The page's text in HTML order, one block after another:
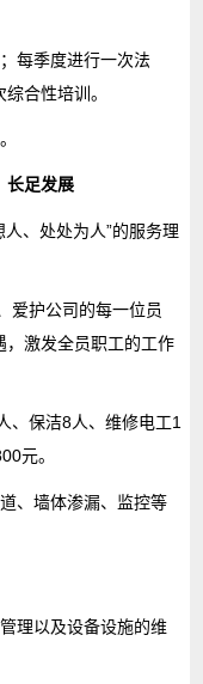
每季度进行一次法
合性培训。
长足发展
、处处为人”的服务理
爱护公司的每一位员
，激发全员职工的工作
、保洁8人、维修电工1
元。
、墙体渗漏、监控等
理以及设备设施的维